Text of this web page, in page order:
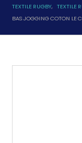
TEXTILE RUGBY, TEXTILE
BAS JOGGING COTON LE